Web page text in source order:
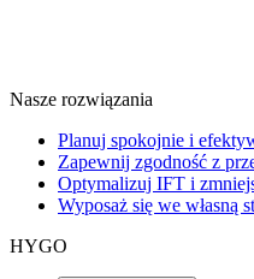
Nasze rozwiązania
Planuj spokojnie i
Zapewnij zgodność z
Optymalizuj IFT i
Wyposaż się we własną
HYGO